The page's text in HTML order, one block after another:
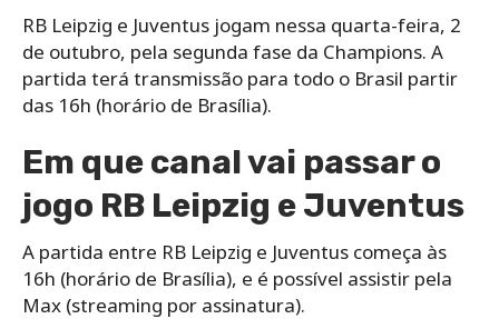
RB Leipzig e Juventus jogam nessa quarta-feira, 2
de outubro, pela segunda fase da Champions. A
partida terá transmissão para todo o Brasil partir
das 16h (horário de Brasília).
Em que canal vai passar o
jogo RB Leipzig e Juventus
A partida entre RB Leipzig e Juventus começa às
16h (horário de Brasília), e é possível assistir pela
Max (streaming por assinatura).